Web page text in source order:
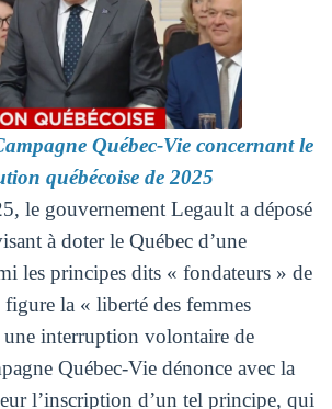
Québec-Vie concernant le
québécoise de 2025
le gouvernement Legault a déposé
à doter le Québec d’une
les principes dits « fondateurs » de
la « liberté des femmes
une interruption volontaire de
Québec-Vie dénonce avec la
l’inscription d’un tel principe, qui